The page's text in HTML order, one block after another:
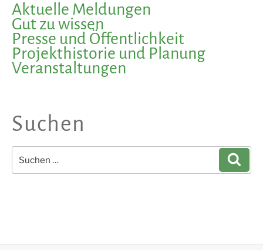
Aktuelle Meldungen
Gut zu wissen
Presse und Öffentlichkeit
Projekthistorie und Planung
Veranstaltungen
Suchen